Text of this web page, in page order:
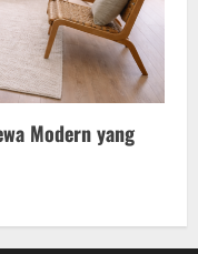
Modern yang